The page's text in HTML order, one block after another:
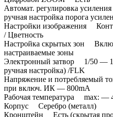
Автомат. регулировка
ручная настройка порога
Настройки изображения
/ Цветность
Настройка скрытых зон
настраиваемые зоны
Электронный затвор 1/50 —
ручная настройка) /FLK
Напряжение и потребляемый
при включ. ИК — 800mA
Рабочая температура max: —
Корпус Серебро (металл)
Кронштейн Есть (скрытая